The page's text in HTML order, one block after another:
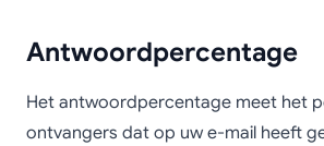
Antwoordpercentage
Het antwoordpercentage meet het
ontvangers dat op uw e-mail heeft